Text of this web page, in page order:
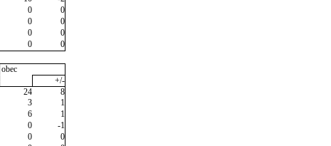
0
0
0
0
0
0
0
0
obec
+/-
24
8
3
1
6
1
0
-1
0
0